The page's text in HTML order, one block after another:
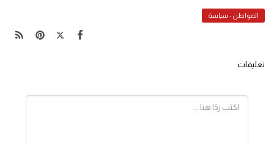
المواطن - سياسة
تعليقات